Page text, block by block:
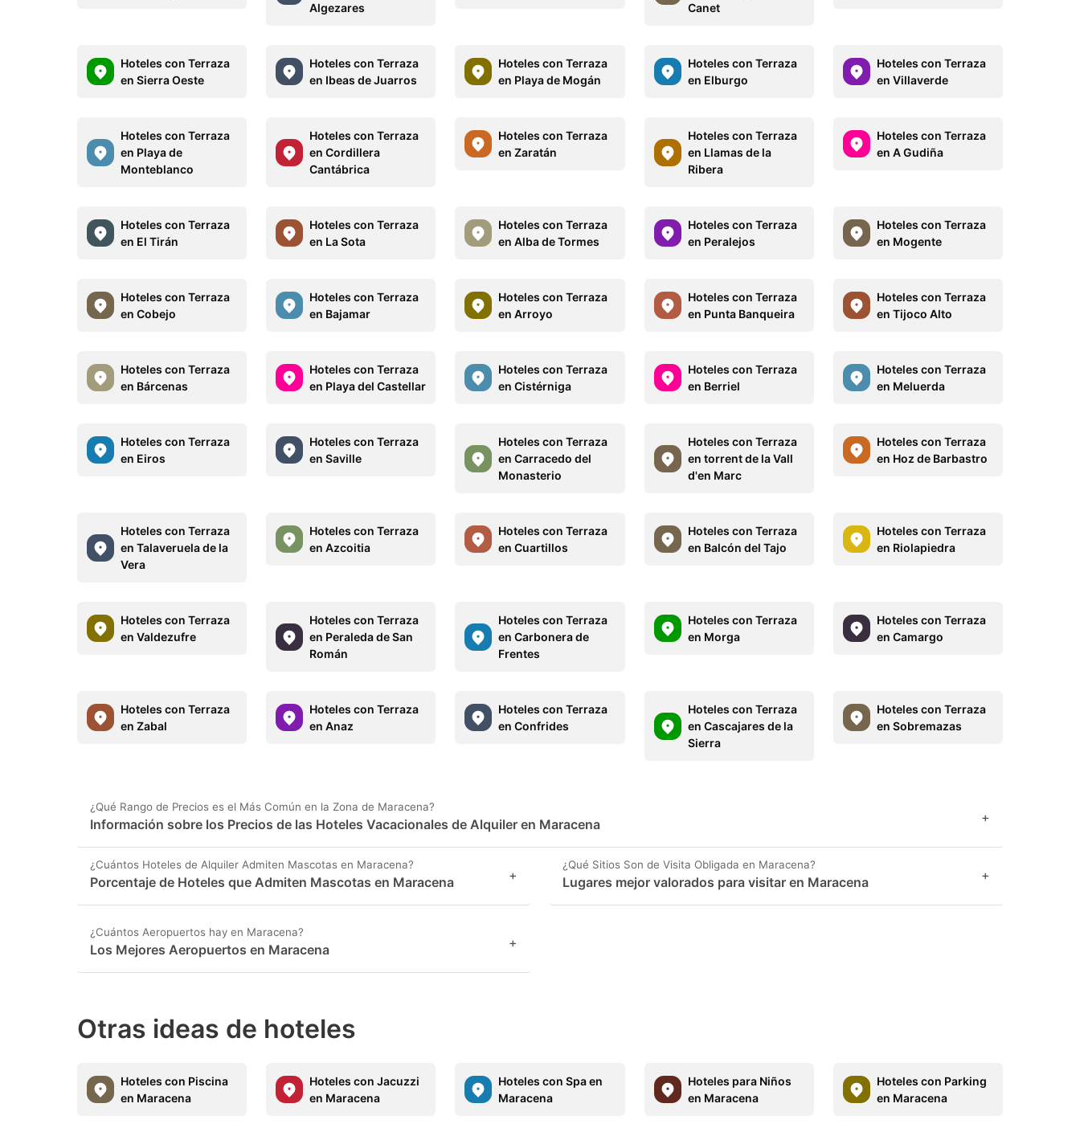
Algezares
Canet
Hoteles con Terraza
en Sierra Oeste
Hoteles con Terraza
en Ibeas de Juarros
Hoteles con Terraza
en Playa de Mogán
Hoteles con Terraza
en Elburgo
Hoteles con Terraza
en Villaverde
Hoteles con Terraza
en Playa de
Monteblanco
Hoteles con Terraza
en Cordillera
Cantábrica
Hoteles con Terraza
en Zaratán
Hoteles con Terraza
en Llamas de la
Ribera
Hoteles con Terraza
en A Gudiña
Hoteles con Terraza
en El Tirán
Hoteles con Terraza
en La Sota
Hoteles con Terraza
en Alba de Tormes
Hoteles con Terraza
en Peralejos
Hoteles con Terraza
en Mogente
Hoteles con Terraza
en Cobejo
Hoteles con Terraza
en Bajamar
Hoteles con Terraza
en Arroyo
Hoteles con Terraza
en Punta Banqueira
Hoteles con Terraza
en Tijoco Alto
Hoteles con Terraza
en Bárcenas
Hoteles con Terraza
en Playa del Castellar
Hoteles con Terraza
en Cistérniga
Hoteles con Terraza
en Berriel
Hoteles con Terraza
en Meluerda
Hoteles con Terraza
en Eiros
Hoteles con Terraza
en Saville
Hoteles con Terraza
en Carracedo del
Monasterio
Hoteles con Terraza
en torrent de la Vall
d'en Marc
Hoteles con Terraza
en Hoz de Barbastro
Hoteles con Terraza
en Talaveruela de la
Vera
Hoteles con Terraza
en Azcoitia
Hoteles con Terraza
en Cuartillos
Hoteles con Terraza
en Balcón del Tajo
Hoteles con Terraza
en Riolapiedra
Hoteles con Terraza
en Valdezufre
Hoteles con Terraza
en Peraleda de San
Román
Hoteles con Terraza
en Carbonera de
Frentes
Hoteles con Terraza
en Morga
Hoteles con Terraza
en Camargo
Hoteles con Terraza
en Zabal
Hoteles con Terraza
en Anaz
Hoteles con Terraza
en Confrides
Hoteles con Terraza
en Cascajares de la
Sierra
Hoteles con Terraza
en Sobremazas
¿Qué Rango de Precios es el Más Común en la Zona de Maracena?
Información sobre los Precios de las Hoteles Vacacionales de Alquiler en Maracena +
¿Cuántos Hoteles de Alquiler Admiten Mascotas en Maracena?
Porcentaje de Hoteles que Admiten Mascotas en Maracena +
¿Qué Sitios Son de Visita Obligada en Maracena?
Lugares mejor valorados para visitar en Maracena +
¿Cuántos Aeropuertos hay en Maracena?
Los Mejores Aeropuertos en Maracena +
Otras ideas de hoteles
Hoteles con Piscina
en Maracena
Hoteles con Jacuzzi
en Maracena
Hoteles con Spa en
Maracena
Hoteles para Niños
en Maracena
Hoteles con Parking
en Maracena